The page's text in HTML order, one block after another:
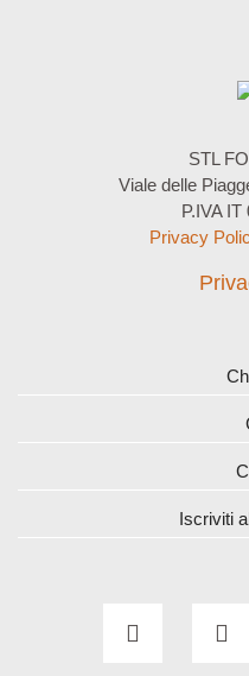
STL
Viale delle
P.IVA IT
Privacy
Iscriviti